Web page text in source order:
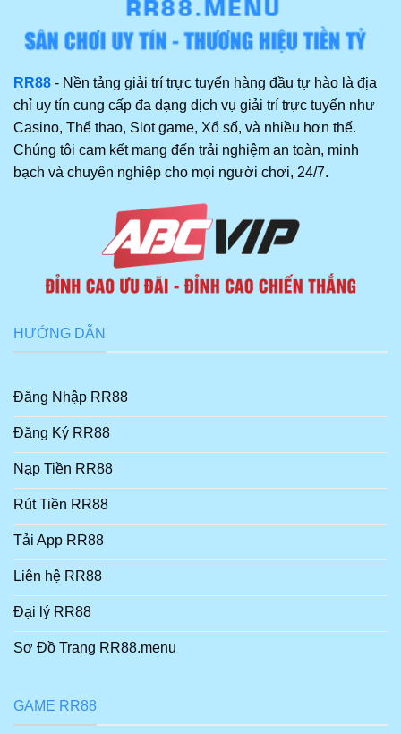
RR88 - Nền tảng giải trí trực tuyến hàng đầu tự hào là địa
chỉ uy tín cung cấp đa dạng dịch vụ giải trí trực tuyến như
Casino, Thể thao, Slot game, Xổ số, và nhiều hơn thế.
Chúng tôi cam kết mang đến trải nghiệm an toàn, minh
bạch và chuyên nghiệp cho mọi người chơi, 24/7.
HƯỚNG DẪN
Đăng Nhập RR88
Đăng Ký RR88
Nạp Tiền RR88
Rút Tiền RR88
Tải App RR88
Liên hệ RR88
Đại lý RR88
Sơ Đồ Trang RR88.menu
GAME RR88